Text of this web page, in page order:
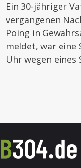
Ein 30-jähriger
vergangenen
Poing in
meldet, war eine
Uhr wegen